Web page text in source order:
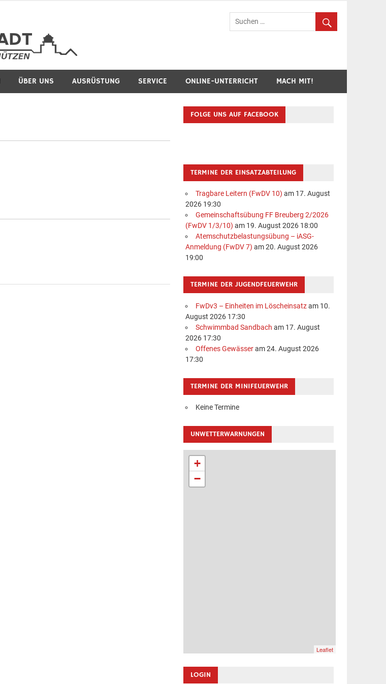
Feuerwehr Breuberg-Hainstadt
ÜBER UNS AUSRÜSTUNG SERVICE ONLINE-UNTERRICHT MACH MIT!
FOLGE UNS AUF FACEBOOK
TERMINE DER EINSATZABTEILUNG
Tragbare Leitern (FwDV 10) am 17. August
2026 19:30
Gemeinschaftsübung FF Breuberg 2/2026
(FwDV 1/3/10) am 19. August 2026 18:00
Atemschutzbelastungsübung – iASG-
Anmeldung (FwDV 7) am 20. August 2026
19:00
TERMINE DER JUGENDFEUERWEHR
FwDv3 – Einheiten im Löscheinsatzam 10.
August 2026 17:30
Schwimmbad Sandbach am 17. August
2026 17:30
Offenes Gewässeram 24. August 2026
17:30
TERMINE DER MINIFEUERWEHR
Keine Termine
UNWETTERWARNUNGEN
+
−
Leaflet
LOGIN